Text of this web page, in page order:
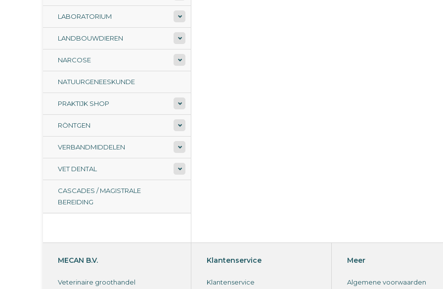
LABORATORIUM
LANDBOUWDIEREN
NARCOSE
NATUURGENEESKUNDE
PRAKTIJK SHOP
RÖNTGEN
VERBANDMIDDELEN
VET DENTAL
CASCADES / MAGISTRALE
BEREIDING
MECAN B.V.
Veterinaire groothandel
Klantenservice
Klantenservice
Meer
Algemene voorwaarden